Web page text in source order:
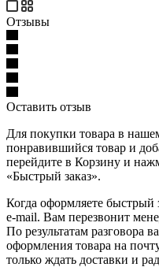
Отзывы
Оставить отзыв
Для покупки товара в
понравившийся товар и
перейдите в Корзину и
«Быстрый заказ».
Когда оформляете
e-mail. Вам перезвонит
По результатам разговора
оформления товара на
только ждать доставки и